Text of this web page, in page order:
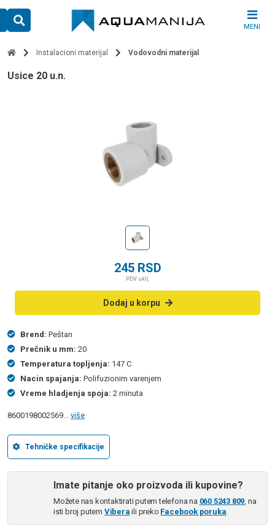
content
MENI
Instalacioni materijal Vodovodni materijal
usice 20 u.n.
245 RSD
PDV uklj.
Dodaj u korpu
Brend: Peštan
Prečnik u mm: 20
Temperatura topljenja: 147 C
Nacin spajanja: Polifuzionim varenjem
Vreme hladjenja spoja: 2 minuta
8600198002569... više
Tehničke specifikacije
Imate pitanje oko proizvoda ili kupovine?
Možete nas kontaktirati putem telefona na 060 5243 809, na
isti broj putem Vibera ili preko Facebook poruka.